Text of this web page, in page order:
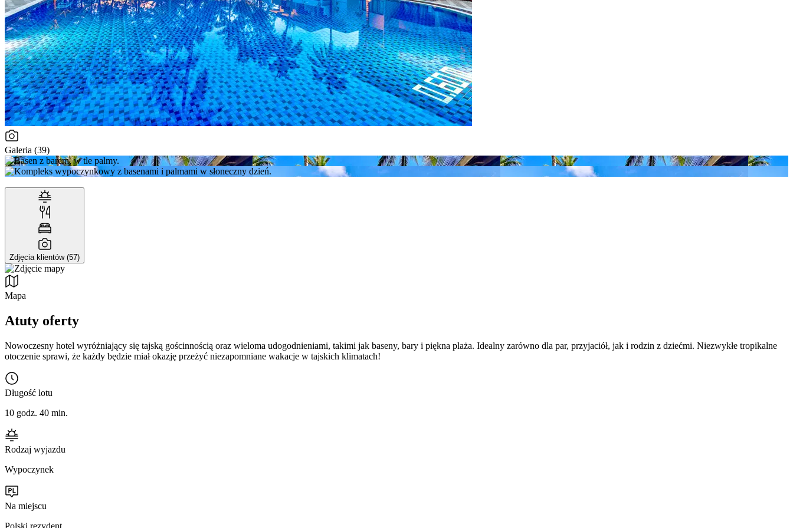
Galeria (39)
Zdjęcia klientów (57)
Mapa
Atuty oferty
Nowoczesny hotel wyróżniający się tajską gościnnością oraz wieloma udogodnieniami, takimi jak baseny, bary i piękna plaża. Idealny zarówno dla par, przyjaciół, jak i rodzin z dziećmi. Niezwykłe tropikalne
otoczenie sprawi, że każdy będzie miał okazję przeżyć niezapomniane wakacje w tajskich klimatach!
Długość lotu
10 godz. 40 min.
Rodzaj wyjazdu
Wypoczynek
Na miejscu
Polski rezydent